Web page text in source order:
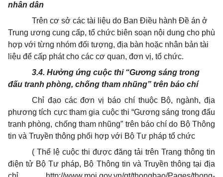
nhân dân
Trên cơ sở các tài liệu do Ban Điều hành Đề án ở
Trung ương cung cấp, tổ chức biên soạn nội dung cho phù
hợp với từng nhóm đối tượng, địa bàn hoặc nhân bản tài
liệu để cấp phát cho các cơ quan, đơn vị, tổ chức.
3.4. Hưởng ứng cuộc thi “Gương sáng trong
đấu tranh phòng, chống tham nhũng” trên báo chí
Chỉ đạo các đơn vị báo chí thuộc Bộ, ngành, địa
phương tích cực tham gia cuộc thi “Gương sáng trong đấu
tranh phòng, chống tham nhũng” trên báo chí do Bộ Thông
tin và Truyền thông phối hợp với Bộ Tư pháp tổ chức
( Thể lệ cuộc thi được đăng tải trên Trang thông tin
điện tử Bộ Tư pháp, Bộ Thông tin và Truyền thông tại địa